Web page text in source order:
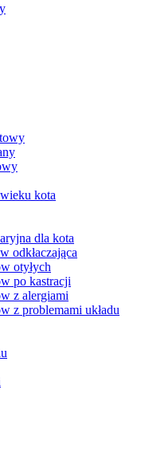
kota
dla kota
odkłaczająca
otyłych
po kastracji
z alergiami
z problemami układu